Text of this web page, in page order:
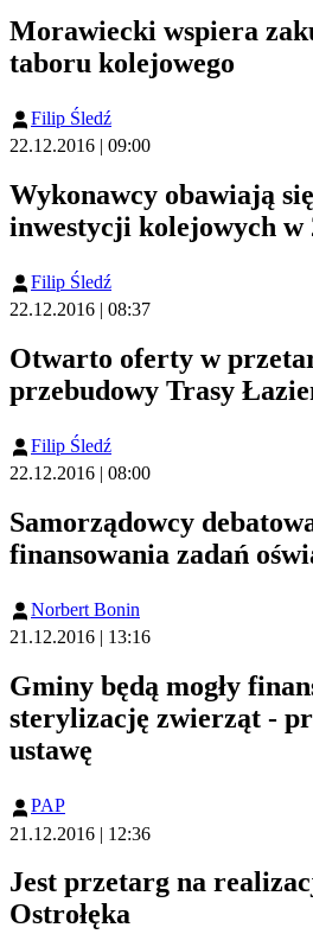
Morawiecki wspiera
taboru kolejowego
Filip Śledź
22.12.2016 | 09:00
Wykonawcy obawiają
inwestycji kolejowych w
Filip Śledź
22.12.2016 | 08:37
Otwarto oferty w
przebudowy Trasy
Filip Śledź
22.12.2016 | 08:00
Samorządowcy
finansowania zadań
Norbert Bonin
21.12.2016 | 13:16
Gminy będą mogły
sterylizację zwierząt -
ustawę
PAP
21.12.2016 | 12:36
Jest przetarg na
Ostrołęka